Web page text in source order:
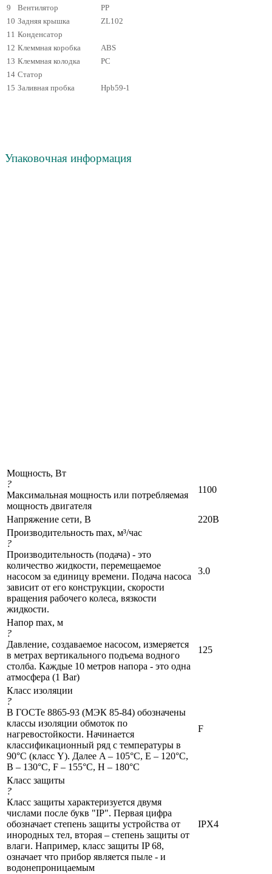
9
Вентилятор
PP
10 Задняя крышка
ZL102
11 Конденсатор
12 Клеммная коробка
ABS
13 Клеммная колодка
PC
14 Статор
15 Заливная пробка Hpb59-1
Упаковочная информация
Мощность, Вт
?
Максимальная мощность или потребляемая
мощность двигателя
1100
Напряжение сети, В
220В
Производительность max, м³/час
?
Производительность (подача) - это
количество жидкости, перемещаемое
насосом за единицу времени. Подача насоса
зависит от его конструкции, скорости
вращения рабочего колеса, вязкости
жидкости.
3.0
Напор max, м
?
Давление, создаваемое насосом, измеряется
в метрах вертикального подъема водного
столба. Каждые 10 метров напора - это одна
атмосфера (1 Bar)
125
Класс изоляции
?
В ГОСТе 8865-93 (МЭК 85-84) обозначены
классы изоляции обмоток по
нагревостойкости. Начинается
классификационный ряд с температуры в
90°C (класс Y). Далее A – 105°C, Е – 120°C,
В – 130°C, F – 155°C, Н – 180°C
F
Класс защиты
?
Класс защиты характеризуется двумя
числами после букв "IP". Первая цифра
обозначает степень защиты устройства от
инородных тел, вторая – степень защиты от
влаги. Например, класс защиты IP 68,
означает что прибор является пыле - и
водонепроницаемым
IPX4